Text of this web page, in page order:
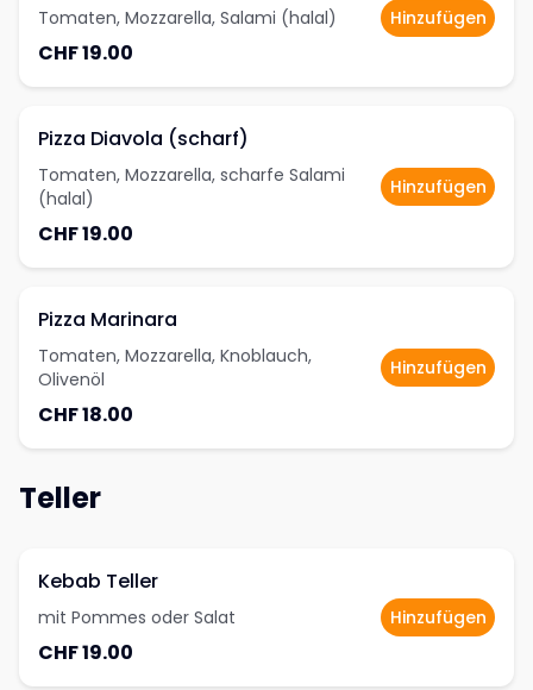
Tomaten, Mozzarella, Salami (halal)
CHF 19.00
Hinzufügen
Pizza Diavola (scharf)
Tomaten, Mozzarella, scharfe Salami
(halal)
CHF 19.00
Hinzufügen
Pizza Marinara
Tomaten, Mozzarella, Knoblauch,
Olivenöl
CHF 18.00
Hinzufügen
Teller
Kebab Teller
mit Pommes oder Salat
CHF 19.00
Hinzufügen